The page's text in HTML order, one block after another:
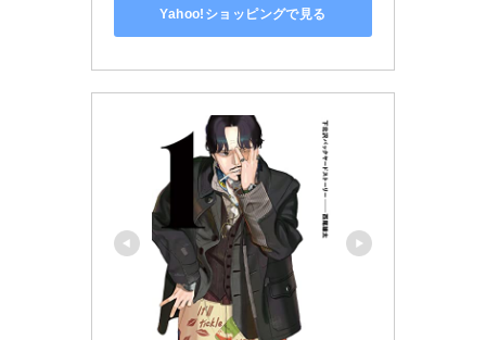
Yahoo!ショッピングで見る